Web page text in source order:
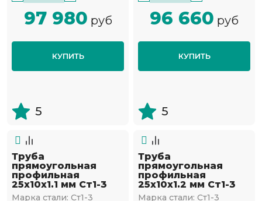
97 980 руб
КУПИТЬ
5
96 660 руб
КУПИТЬ
5
Труба
прямоугольная
профильная
25х10х1.1 мм Ст1-3
Марка стали: Ст1-3
Труба
прямоугольная
профильная
25х10х1.2 мм Ст1-3
Марка стали: Ст1-3